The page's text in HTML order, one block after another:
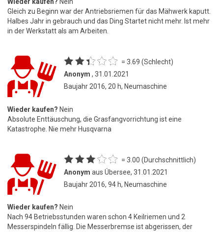
Gleich zu Beginn war der Antriebsriemen für das Mähwerk kaputt.
Halbes Jahr in gebrauch und das Ding Startet nicht mehr. Ist mehr
in der Werkstatt als am Arbeiten.
= 3.69 (Schlecht)
Anonym , 31.01.2021
Baujahr 2016, 20 h, Neumaschine
Wieder kaufen? Nein
Absolute Enttäuschung, die Grasfangvorrichtung ist eine
Katastrophe. Nie mehr Husqvarna
= 3.00 (Durchschnittlich)
Anonym aus Übersee, 31.01.2021
Baujahr 2016, 94 h, Neumaschine
Wieder kaufen? Nein
Nach 94 Betriebsstunden waren schon 4 Keilriemen und 2
Messerspindeln fällig. Die Messerbremse ist abgerissen, der